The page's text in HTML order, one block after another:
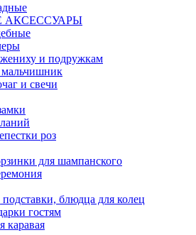
АКСЕССУАРЫ
и подружкам
и свечи
роз
для шампанского
блюдца для колец
гостям
каравая